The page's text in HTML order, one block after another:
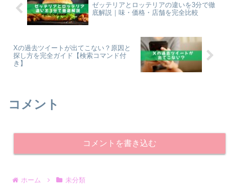
ゼッテリアとロッテリアの違いを3分で徹
底解説｜味・価格・店舗を完全比較
Xの過去ツイートが出てこない？原因と
探し方を完全ガイド【検索コマンド付
き】
コメント
コメントを書き込む
ホーム 未分類